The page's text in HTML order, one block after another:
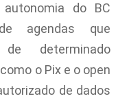
do BC
agendas que
determinado
o Pix e o open
de dados